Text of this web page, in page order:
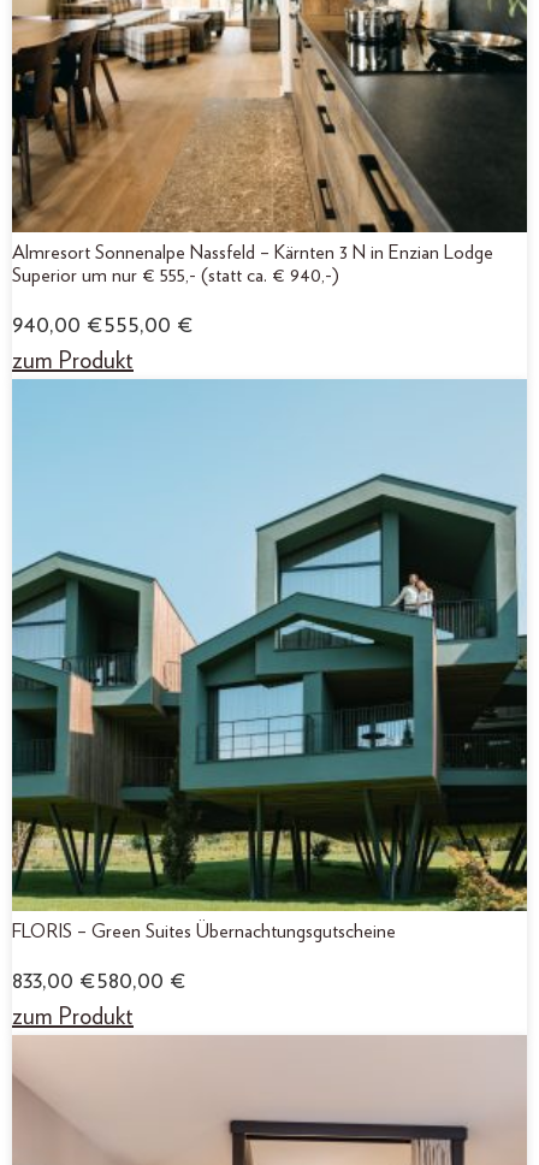
Almresort Sonnenalpe Nassfeld – Kärnten 3 N in Enzian Lodge
Superior um nur € 555,- (statt ca. € 940,-)
940,00 €555,00 €
zum Produkt
FLORIS – Green Suites Übernachtungsgutscheine
833,00 €580,00 €
zum Produkt